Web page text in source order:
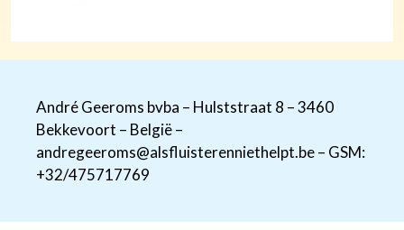
André Geeroms bvba – Hulststraat 8 – 3460
Bekkevoort – België –
andregeeroms@alsfluisterenniethelpt.be – GSM:
+32/475717769